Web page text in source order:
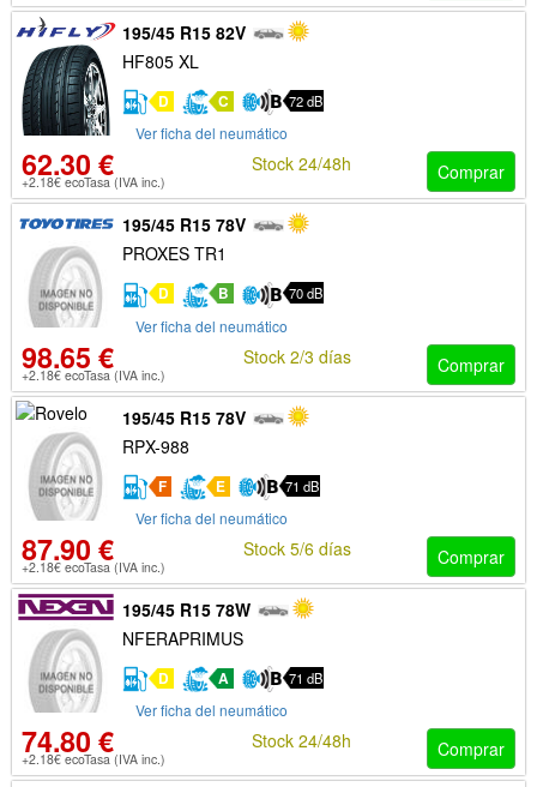
195/45 R15 82V
HF805 XL
D C 72 dB
Ver ficha del neumático
62.30 €
+2.18€ ecoTasa (IVA inc.) Comprar
Stock 24/48h
195/45 R15 78V
PROXES TR1
D B 70 dB
Ver ficha del neumático
98.65 €
+2.18€ ecoTasa (IVA inc.) Comprar
Stock 2/3 días
195/45 R15 78V
RPX-988
F E 71 dB
Ver ficha del neumático
87.90 €
+2.18€ ecoTasa (IVA inc.) Comprar
Stock 5/6 días
195/45 R15 78W
NFERAPRIMUS
D A 71 dB
Ver ficha del neumático
74.80 €
+2.18€ ecoTasa (IVA inc.) Comprar
Stock 24/48h